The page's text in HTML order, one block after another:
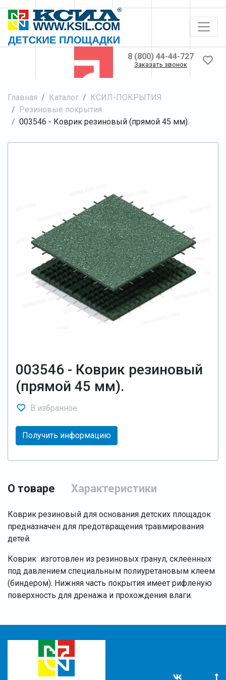
8 (800) 44-44-727
Заказать звонок
Главная Каталог
КСИЛ-ПОКРЫТИЯ
Резиновые покрытия
003546 - Коврик резиновый (прямой 45 мм).
003546 - Коврик резиновый
(прямой 45 мм).
В избранное
Получить информацию
О товаре Характеристики
Коврик резиновый для основания детских площадок
предназначен для предотвращения травмирования
детей.
Коврик изготовлен из резиновых гранул, склеенных
под давлением специальным полиуретановым клеем
(биндером). Нижняя часть покрытия имеет рифленую
поверхность для дренажа и прохождения влаги.